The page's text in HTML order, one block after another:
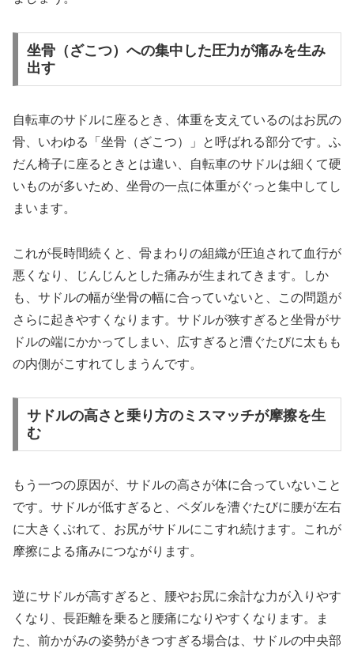
坐骨（ざこつ）への集中した圧力が痛みを生み
出す
自転車のサドルに座るとき、体重を支えているのはお尻の
骨、いわゆる「坐骨（ざこつ）」と呼ばれる部分です。ふ
だん椅子に座るときとは違い、自転車のサドルは細くて硬
いものが多いため、坐骨の一点に体重がぐっと集中してし
まいます。
これが長時間続くと、骨まわりの組織が圧迫されて血行が
悪くなり、じんじんとした痛みが生まれてきます。しか
も、サドルの幅が坐骨の幅に合っていないと、この問題が
さらに起きやすくなります。サドルが狭すぎると坐骨がサ
ドルの端にかかってしまい、広すぎると漕ぐたびに太もも
の内側がこすれてしまうんです。
サドルの高さと乗り方のミスマッチが摩擦を生
む
もう一つの原因が、サドルの高さが体に合っていないこと
です。サドルが低すぎると、ペダルを漕ぐたびに腰が左右
に大きくぶれて、お尻がサドルにこすれ続けます。これが
摩擦による痛みにつながります。
逆にサドルが高すぎると、腰やお尻に余計な力が入りやす
くなり、長距離を乗ると腰痛になりやすくなります。ま
た、前かがみの姿勢がきつすぎる場合は、サドルの中央部